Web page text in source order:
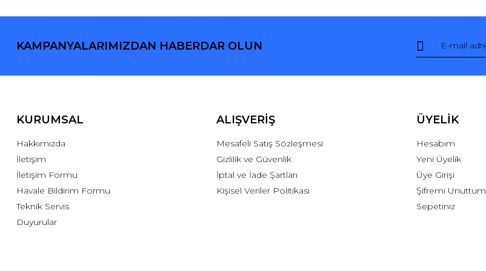
KAMPANYALARIMIZDAN HABERDAR OLUN
KURUMSAL
Hakkımızda
İletişim
İletişim Formu
Havale Bildirim Formu
Teknik Servis
Duyurular
ALIŞVERİŞ
Mesafeli Satış Sözleşmesi
Gizlilik ve Güvenlik
İptal ve İade Şartları
Kişisel Veriler Politikası
ÜYELİK
Hesabım
Yeni Üyelik
Üye Girişi
Şifremi Unuttum
Sepetiniz